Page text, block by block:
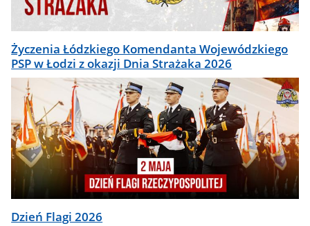
Życzenia Łódzkiego Komendanta Wojewódzkiego
PSP w Łodzi z okazji Dnia Strażaka 2026
Dzień Flagi 2026